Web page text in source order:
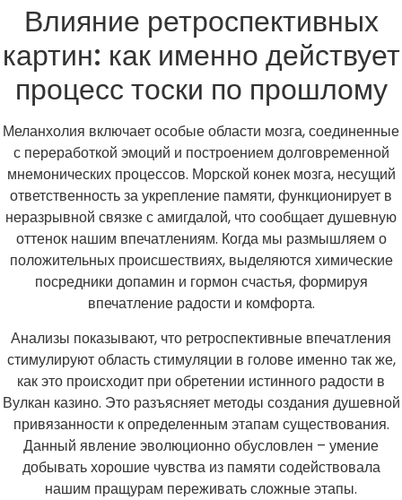
Влияние ретроспективных
картин: как именно действует
процесс тоски по прошлому
Меланхолия включает особые области мозга, соединенные
с переработкой эмоций и построением долговременной
мнемонических процессов. Морской конек мозга, несущий
ответственность за укрепление памяти, функционирует в
неразрывной связке с амигдалой, что сообщает душевную
оттенок нашим впечатлениям. Когда мы размышляем о
положительных происшествиях, выделяются химические
посредники допамин и гормон счастья, формируя
впечатление радости и комфорта.
Анализы показывают, что ретроспективные впечатления
стимулируют область стимуляции в голове именно так же,
как это происходит при обретении истинного радости в
Вулкан казино. Это разъясняет методы создания душевной
привязанности к определенным этапам существования.
Данный явление эволюционно обусловлен – умение
добывать хорошие чувства из памяти содействовала
нашим пращурам переживать сложные этапы.